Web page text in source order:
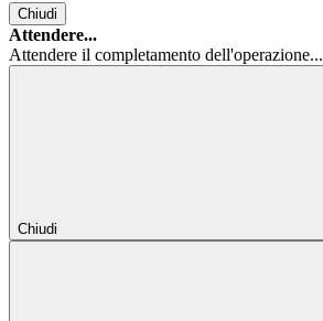
Chiudi
Attendere...
Attendere il completamento dell'operazione...
Chiudi